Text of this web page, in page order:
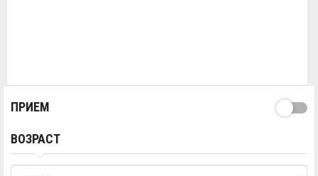
ПРИЕМ
ВОЗРАСТ